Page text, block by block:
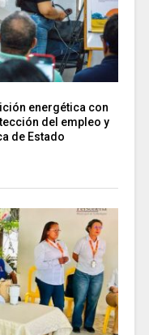
energética con
del empleo y
de Estado